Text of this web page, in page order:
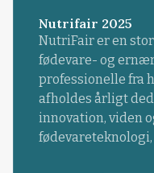
Nutrifair 2025
NutriFair er en
fødevare- og
professionelle fra
afholdes årligt
innovation, viden